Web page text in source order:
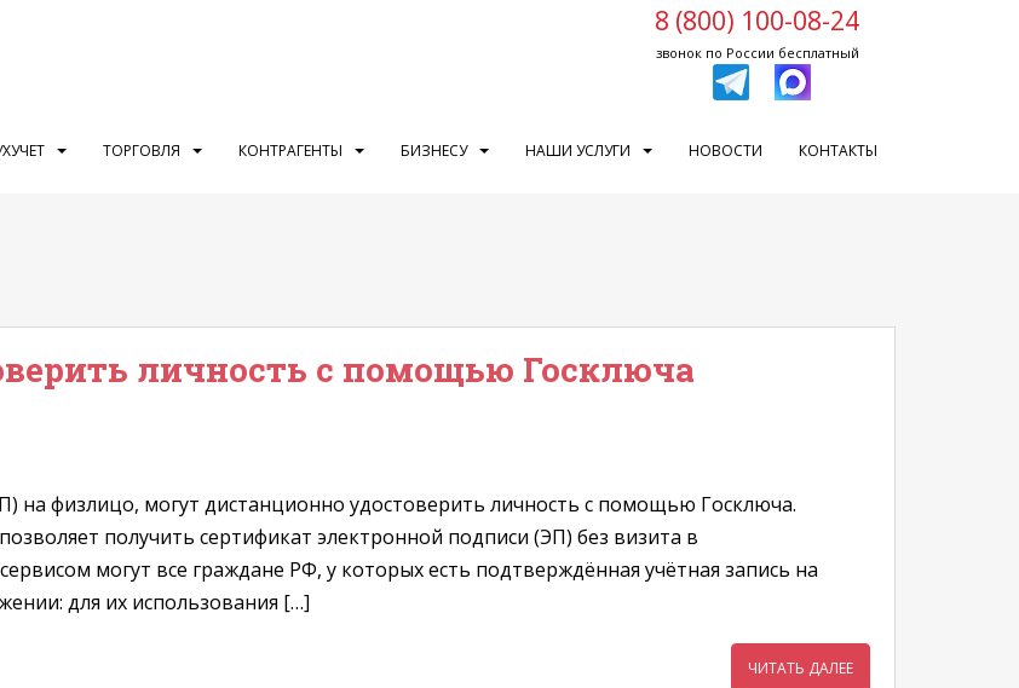
8 (800) 100-08-24
звонок по России бесплатный
ТОРГОВЛЯ КОНТРАГЕНТЫ БИЗНЕСУ НАШИ УСЛУГИ НОВОСТИ КОНТАКТЫ
личность с помощью Госключа
на физлицо, могут дистанционно удостоверить личность с помощью Госключа.
получить сертификат электронной подписи (ЭП) без визита в
могут все граждане РФ, у которых есть подтверждённая учётная запись на
для их использования […]
ЧИТАТЬ ДАЛЕЕ